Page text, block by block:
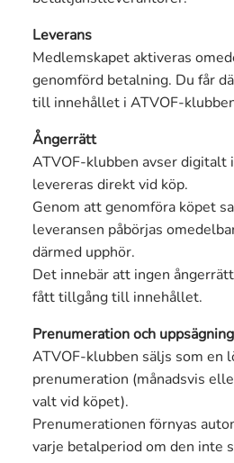
Leverans
Medlemskapet aktiveras
genomförd betalning. Du får
till innehållet i ATVOF-
Ångerrätt
ATVOF-klubben avser digitalt
levereras direkt vid köp.
Genom att genomföra köpet
leveransen påbörjas
därmed upphör.
Det innebär att ingen
fått tillgång till innehållet.
Prenumeration och uppsägning
ATVOF-klubben säljs som en
prenumeration (månadsvis
valt vid köpet).
Prenumerationen förnyas
varje betalperiod om den inte